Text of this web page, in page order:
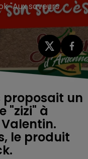
"Aux saveurs
un
"zizi" à
le produit